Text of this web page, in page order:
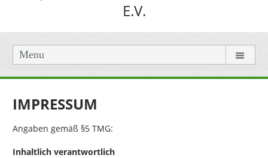
E.V.
Menu
IMPRESSUM
Angaben gemäß §5 TMG:
Inhaltlich verantwortlich